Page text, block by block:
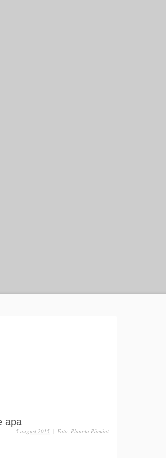
apa
| Foto,Planeta Pământ
5 august 2015